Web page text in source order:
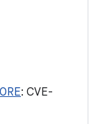
: CVE-